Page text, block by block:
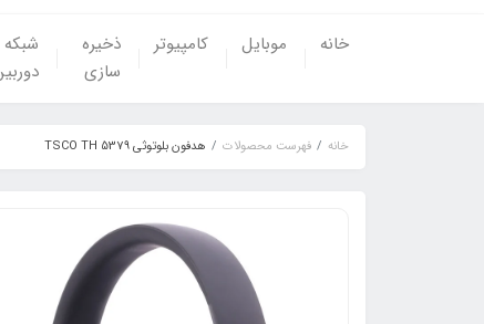
خانه موبایل کامپیوتر
ذخیره
سازی
شبکه
خانه فهرست محصولات هدفون بلوتوثی TSCO TH 5379